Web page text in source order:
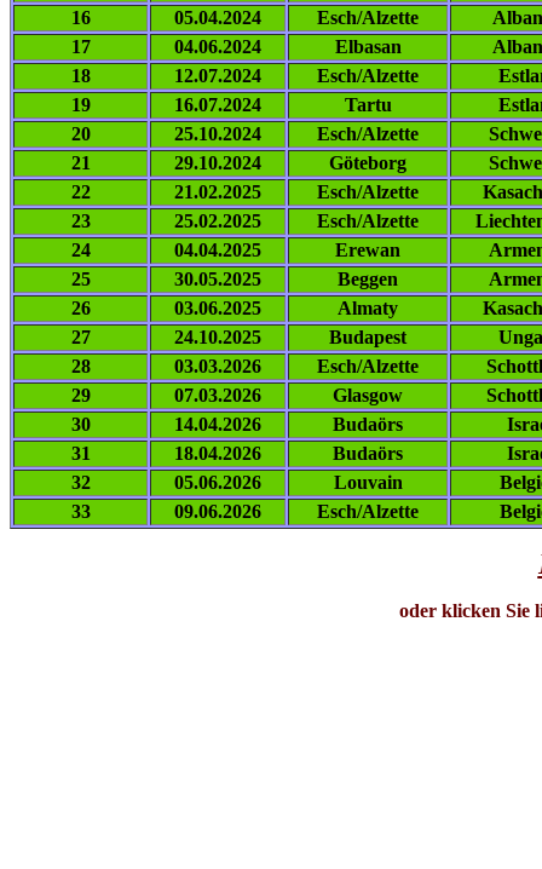
16
05.04.2024 Esch/Alzette
17
04.06.2024 Elbasan
18
12.07.2024 Esch/Alzette
19
16.07.2024 Tartu
20
25.10.2024 Esch/Alzette
21
29.10.2024 Göteborg
22
21.02.2025 Esch/Alzette
23
25.02.2025 Esch/Alzette
24
04.04.2025 Erewan
25
30.05.2025 Beggen
26
03.06.2025 Almaty
27
24.10.2025 Budapest
28
03.03.2026 Esch/Alzette
29
07.03.2026 Glasgow
30
14.04.2026 Budaörs
31
18.04.2026 Budaörs
32
05.06.2026 Louvain
33
09.06.2026 Esch/Alzette
oder klicken Sie